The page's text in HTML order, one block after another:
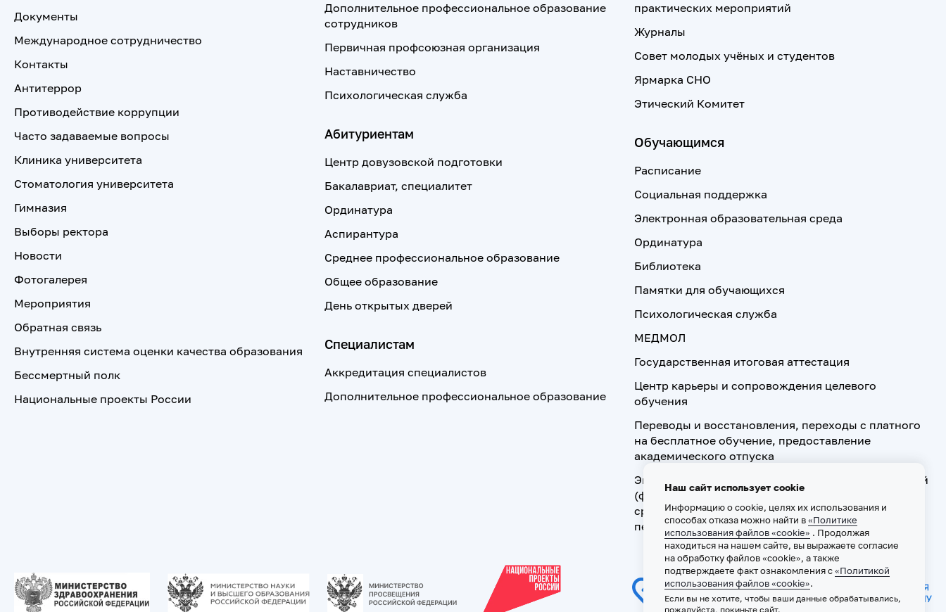
Документы
Международное сотрудничество
Контакты
Антитеррор
Противодействие коррупции
Часто задаваемые вопросы
Клиника университета
Стоматология университета
Гимназия
Выборы ректора
Новости
Фотогалерея
Мероприятия
Обратная связь
Внутренняя система оценки качества образования
Бессмертный полк
Национальные проекты России
Дополнительное профессиональное образование
сотрудников
Первичная профсоюзная организация
Наставничество
Психологическая служба
Абитуриентам
Центр довузовской подготовки
Бакалавриат, специалитет
Ординатура
Аспирантура
Среднее профессиональное образование
Общее образование
День открытых дверей
Специалистам
Аккредитация специалистов
Дополнительное профессиональное образование
практических мероприятий
Журналы
Совет молодых учёных и студентов
Ярмарка СНО
Этический Комитет
Обучающимся
Расписание
Социальная поддержка
Электронная образовательная среда
Ординатура
Библиотека
Памятки для обучающихся
Психологическая служба
МЕДМОЛ
Государственная итоговая аттестация
Центр карьеры и сопровождения целевого
обучения
Переводы и восстановления, переходы с платного
на бесплатное обучение, предоставление
академического отпуска
Экзамен по допуску к осуществлению медицинской
(фармацевтической) деятельности на должностях
среднего медицинского (фармацевтического)
персонала
Наш сайт использует cookie
Информацию о cookie, целях их использования и
способах отказа можно найти в«Политике
использования файлов «cookie» . Продолжая
находиться на нашем сайте, вы выражаете согласие
на обработку файлов «cookie», а также
подтверждаете факт ознакомления с«Политикой
использования файлов «cookie».
Если вы не хотите, чтобы ваши данные обрабатывались,
пожалуйста, покиньте сайт.